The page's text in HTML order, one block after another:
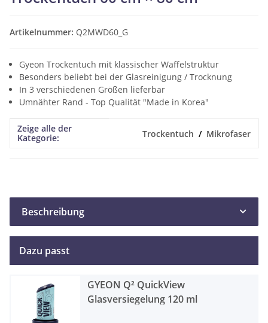
Artikelnummer: Q2MWD60_G
Gyeon Trockentuch mit klassischer Waffelstruktur
Besonders beliebt bei der Glasreinigung / Trocknung
In 3 verschiedenen Größen lieferbar
Umnähter Rand - Top Qualität "Made in Korea"
Produkteigenschaft
Wert
Zeige alle der
Kategorie:
Trockentuch Mikrofaser
Beschreibung
Dazu passt
GYEON Q² QuickView
Glasversiegelung 120 ml